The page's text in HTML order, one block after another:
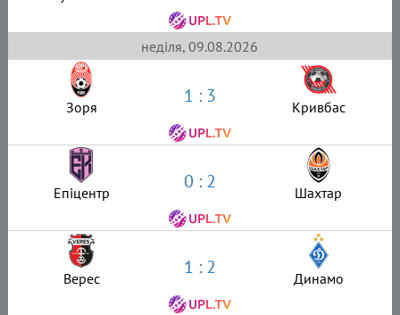
неділя, 09.08.2026
Зоря 1 : 3 Кривбас
Епіцентр 0 : 2 Шахтар
Верес 1 : 2 Динамо